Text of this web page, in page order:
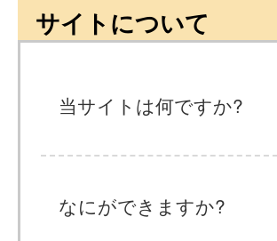
サイトについて
当サイトは何ですか?
なにができますか?